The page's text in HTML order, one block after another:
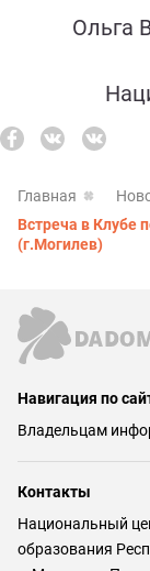
Ольга
Главная
Встреча в Клубе
(г.Могилев)
Навигация по
Владельцам
Контакты
Национальный
образования